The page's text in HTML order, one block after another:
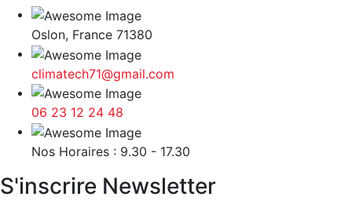
Oslon, France 71380
climatech71@gmail.com
06 23 12 24 48
Nos Horaires : 9.30 - 17.30
S'inscrire Newsletter